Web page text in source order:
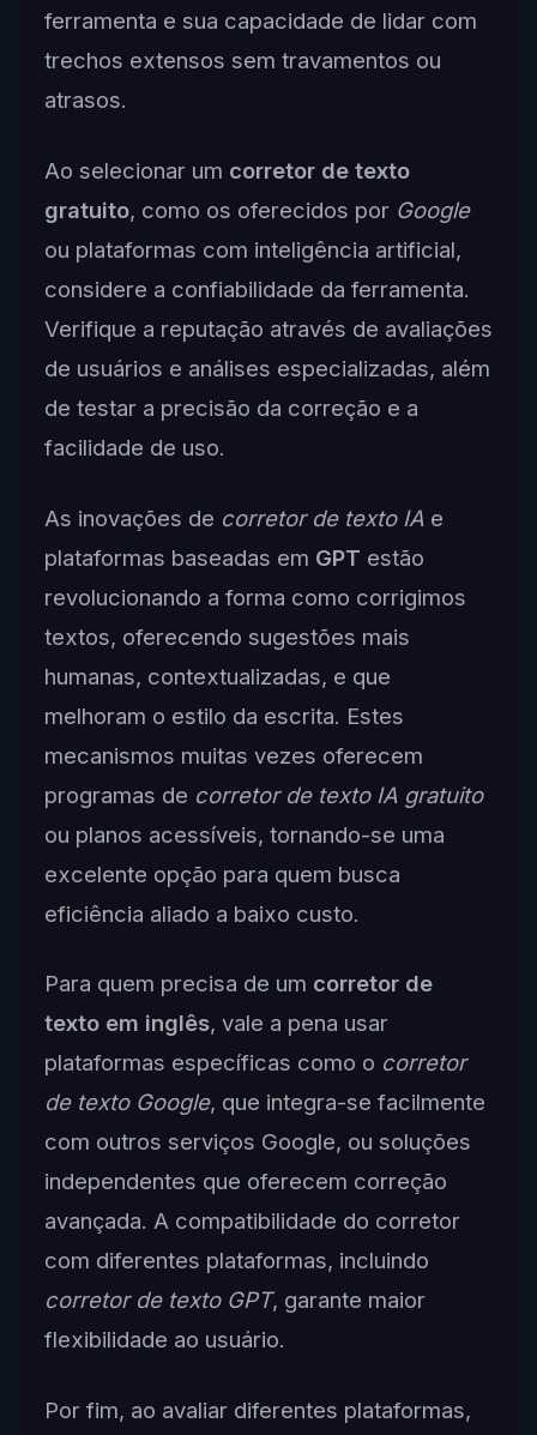
ferramenta e sua capacidade de lidar com
trechos extensos sem travamentos ou
atrasos.
Ao selecionar um corretor de texto
gratuito, como os oferecidos por Google
ou plataformas com inteligência artificial,
considere a confiabilidade da ferramenta.
Verifique a reputação através de avaliações
de usuários e análises especializadas, além
de testar a precisão da correção e a
facilidade de uso.
As inovações de corretor de texto IA e
plataformas baseadas em GPT estão
revolucionando a forma como corrigimos
textos, oferecendo sugestões mais
humanas, contextualizadas, e que
melhoram o estilo da escrita. Estes
mecanismos muitas vezes oferecem
programas de corretor de texto IA gratuito
ou planos acessíveis, tornando-se uma
excelente opção para quem busca
eficiência aliado a baixo custo.
Para quem precisa de um corretor de
texto em inglês, vale a pena usar
plataformas específicas como o corretor
de texto Google, que integra-se facilmente
com outros serviços Google, ou soluções
independentes que oferecem correção
avançada. A compatibilidade do corretor
com diferentes plataformas, incluindo
corretor de texto GPT, garante maior
flexibilidade ao usuário.
Por fim, ao avaliar diferentes plataformas,